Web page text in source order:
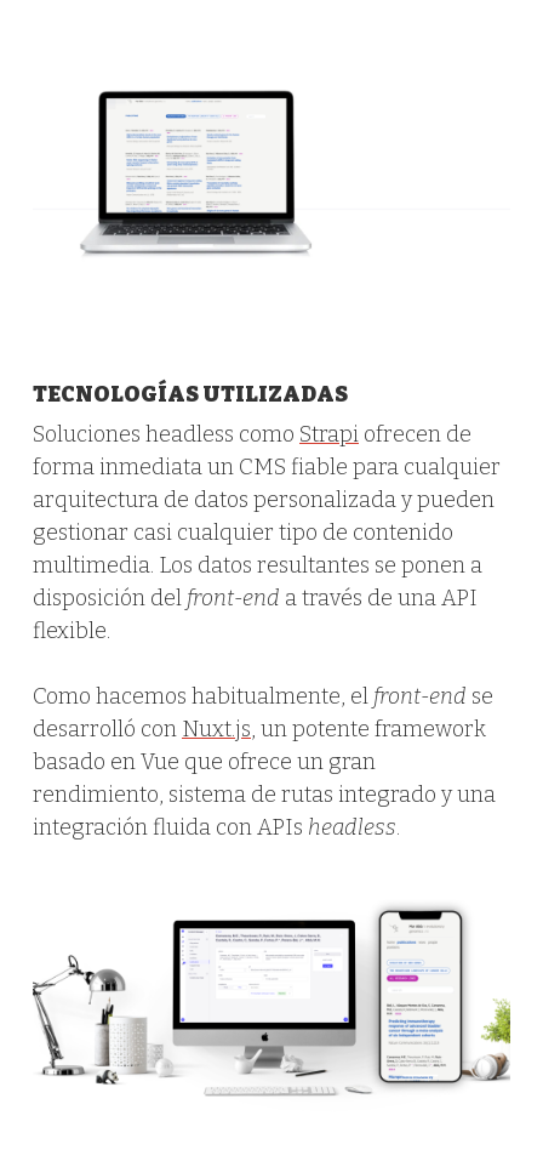
TECNOLOGÍAS UTILIZADAS
Soluciones headless como Strapi ofrecen de
forma inmediata un CMS fiable para cualquier
arquitectura de datos personalizada y pueden
gestionar casi cualquier tipo de contenido
multimedia. Los datos resultantes se ponen a
disposición del front-end a través de una API
flexible.
Como hacemos habitualmente, el front-end se
desarrolló con Nuxt.js, un potente framework
basado en Vue que ofrece un gran
rendimiento, sistema de rutas integrado y una
integración fluida con APIs headless.